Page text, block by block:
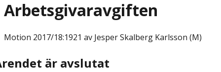
Arbetsgivaravgiften
Motion 2017/18:1921 av Jesper Skalberg Karlsson (M)
är avslutat